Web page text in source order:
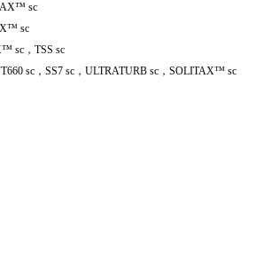
sc
sc
sc ，TSS sc
sc，SS7 sc，ULTRATURB sc，SOLITAX™ sc